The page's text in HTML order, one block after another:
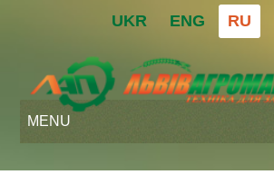
UKR ENG RU
MENU